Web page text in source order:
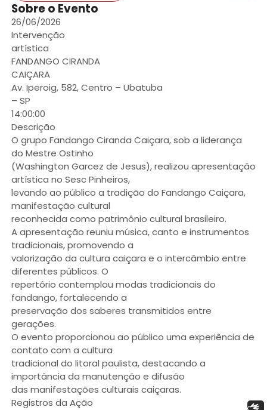
Sobre o Evento
26/06/2026
Intervenção
artística
FANDANGO CIRANDA
CAIÇARA
Av. Iperoig, 582, Centro – Ubatuba
– SP
14:00:00
Descrição
O grupo Fandango Ciranda Caiçara, sob a liderança
do Mestre Ostinho
(Washington Garcez de Jesus), realizou apresentação
artística no Sesc Pinheiros,
levando ao público a tradição do Fandango Caiçara,
manifestação cultural
reconhecida como patrimônio cultural brasileiro.
A apresentação reuniu música, canto e instrumentos
tradicionais, promovendo a
valorização da cultura caiçara e o intercâmbio entre
diferentes públicos. O
repertório contemplou modas tradicionais do
fandango, fortalecendo a
preservação dos saberes transmitidos entre
gerações.
O evento proporcionou ao público uma experiência de
contato com a cultura
tradicional do litoral paulista, destacando a
importância da manutenção e difusão
das manifestações culturais caiçaras.
Registros da Ação